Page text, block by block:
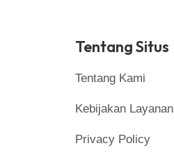
Tentang Situs
Tentang Kami
Kebijakan Layanan
Privacy Policy